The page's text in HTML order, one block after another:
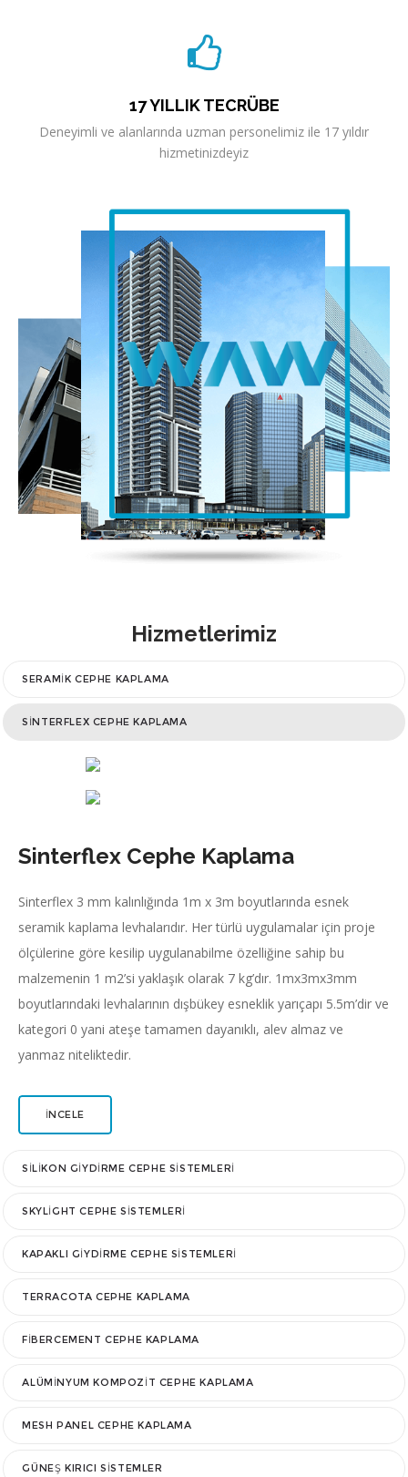
17 YILLIK TECRÜBE
Deneyimli ve alanlarında uzman personelimiz ile 17 yıldır
hizmetinizdeyiz
Hizmetlerimiz
SERAMIK CEPHE KAPLAMA
SINTERFLEX CEPHE KAPLAMA
Sinterflex Cephe Kaplama
Sinterflex 3 mm kalınlığında 1m x 3m boyutlarında esnek
seramik kaplama levhalarıdır. Her türlü uygulamalar için proje
ölçülerine göre kesilip uygulanabilme özelliğine sahip bu
malzemenin 1 m2’si yaklaşık olarak 7 kg’dır. 1mx3mx3mm
boyutlarındaki levhalarının dışbükey esneklik yarıçapı 5.5m’dir ve
kategori 0 yani ateşe tamamen dayanıklı, alev almaz ve
yanmaz niteliktedir.
İNCELE
SILIKON GIYDIRME CEPHE SISTEMLERI
SKYLIGHT CEPHE SISTEMLERI
KAPAKLI GIYDIRME CEPHE SISTEMLERI
TERRACOTA CEPHE KAPLAMA
FIBERCEMENT CEPHE KAPLAMA
ALÜMINYUM KOMPOZIT CEPHE KAPLAMA
MESH PANEL CEPHE KAPLAMA
GÜNEŞ KIRICI SISTEMLER